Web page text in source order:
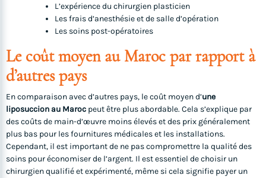
L’expérience du chirurgien plasticien
Les frais d’anesthésie et de salle d’opération
Les soins post-opératoires
Le coût moyen au Maroc par rapport à
d’autres pays
En comparaison avec d’autres pays, le coût moyen d’une
liposuccion au Maroc peut être plus abordable. Cela s’explique par
des coûts de main-d’œuvre moins élevés et des prix généralement
plus bas pour les fournitures médicales et les installations.
Cependant, il est important de ne pas compromettre la qualité des
soins pour économiser de l’argent. Il est essentiel de choisir un
chirurgien qualifié et expérimenté, même si cela signifie payer un